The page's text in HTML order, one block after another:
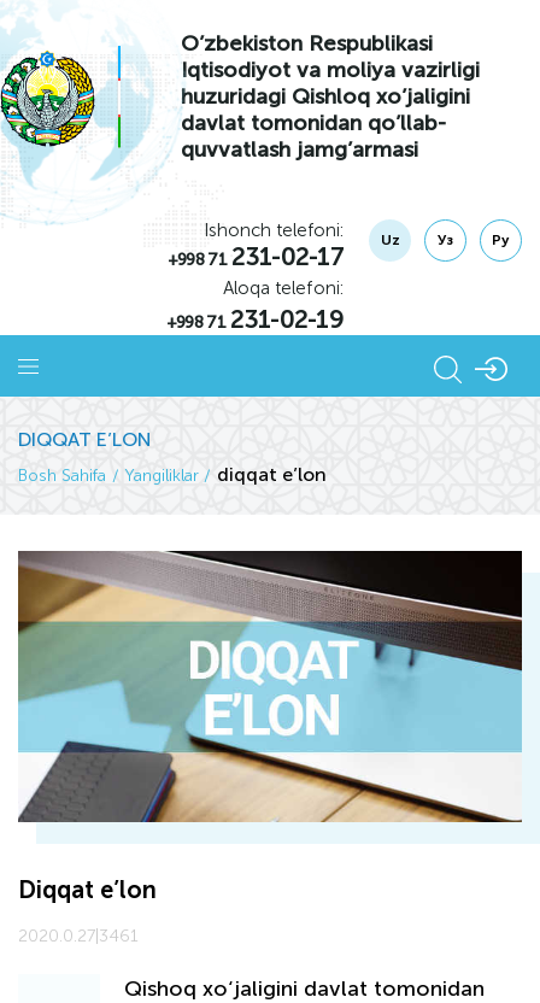
O’zbekiston Respublikasi
Iqtisodiyot va moliya vazirligi
huzuridagi Qishloq xo’jaligini
davlat tomonidan qo’llab-
quvvatlash jamg’armasi
Ishonch telefoni:
+998 71231-02-17
Aloqa telefoni:
+998 71231-02-19
Uz Уз Ру
DIQQAT E’LON
Bosh Sahifa Yangiliklar diqqat e’lon
Diqqat e’lon
2020.0.27 3461
Qishoq xo‘jaligini davlat tomonidan